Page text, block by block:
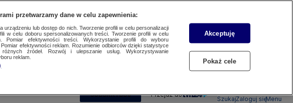
SUBSKRYBUJ Przejdź do
SzukajZaloguj sięMenu
przetwarzamy dane w celu zapewnienia:
urządzeniu lub dostęp do nich. Tworzenie profili w celu personalizacji
w celu doboru spersonalizowanych treści. Tworzenie profili w celu
Pomiar efektywności treści. Wykorzystanie profili do wyboru
efektywności reklam. Rozumienie odbiorców dzięki statystyce
źródeł. Rozwój i ulepszanie usług. Wykorzystywanie
reklam.
Akceptuję
Pokaż cele